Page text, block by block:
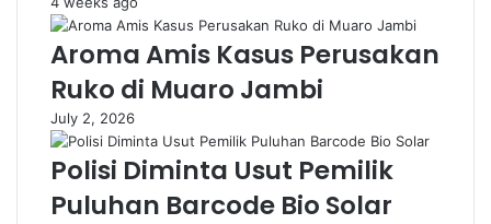
Aroma Amis Kasus Perusakan
Ruko di Muaro Jambi
July 2, 2026
Polisi Diminta Usut Pemilik
Puluhan Barcode Bio Solar